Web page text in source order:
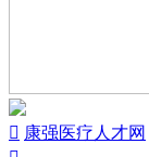
 康强医疗人才网